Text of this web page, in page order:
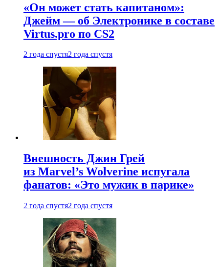
«Он может стать капитаном»:
Джейм — об Электронике в составе
Virtus.pro по CS2
2 года спустя2 года спустя
Внешность Джин Грей
из Marvel’s Wolverine испугала
фанатов: «Это мужик в парике»
2 года спустя2 года спустя